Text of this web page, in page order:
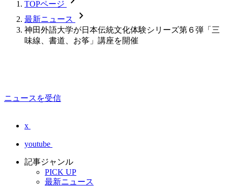
TOPページ
最新ニュース chevron_forward
神田外語大学が日本伝統文化体験シリーズ第６弾「三
味線、書道、お筝」講座を開催
ニュースを受信
x
youtube
記事ジャンル
PICK UP
最新ニュース